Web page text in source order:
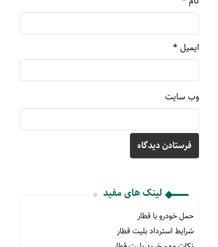
ایمیل *
وب‌ سایت
لینک های مفید
حمل خودرو با قطار
شرایط استرداد بلیت قطار